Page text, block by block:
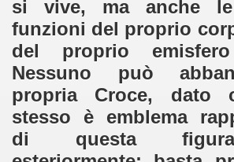
si vive, ma anche
funzioni del proprio
del proprio emisfero
Nessuno può
propria Croce, dato
stesso è emblema
di questa